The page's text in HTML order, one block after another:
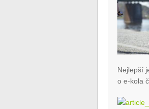
Nejlepší
o e-kola